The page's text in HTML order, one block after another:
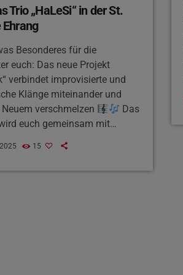
Trio „HaLeSi“ in der St.
Besonderes für die
euch: Das neue Projekt
verbindet improvisierte und
Klänge miteinander und
verschmelzen
Das
euch gemeinsam mit
Los geht‘s um 19 Uhr in der
in Ehrang und der Eintritt ist
15